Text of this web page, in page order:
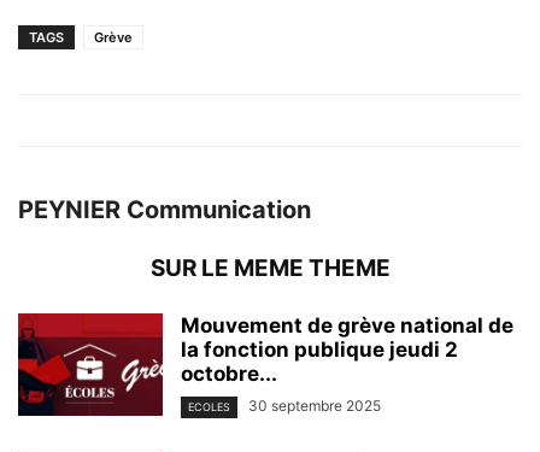
TAGS Grève
PEYNIER Communication
SUR LE MEME THEME
Mouvement de grève national de
la fonction publique jeudi 2
octobre...
ECOLES 30 septembre 2025